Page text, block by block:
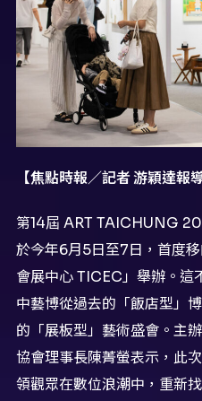
【焦點時報／記者游穎達報導
第14屆 ART TAICHUNG
於今年6月5日至7日，首度
會展中心 TICEC」舉辦。這
中藝博從過去的「飯店型」
的「展板型」藝術盛會。主
協會理事長陳菁螢表示，此
領觀眾在數位浪潮中，重新